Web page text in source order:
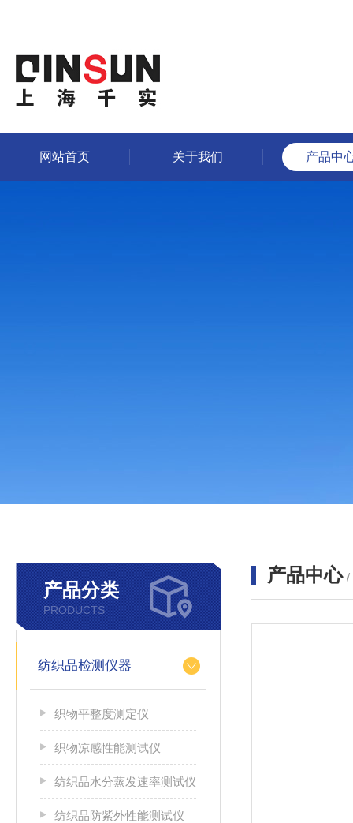
网站首页 关于我们 产品中
产品分类
PRODUCTS
纺织品检测仪器
织物平整度测定仪
织物凉感性能测试仪
纺织品水分蒸发速率测试仪
纺织品防紫外性能测试仪
产品中心 /